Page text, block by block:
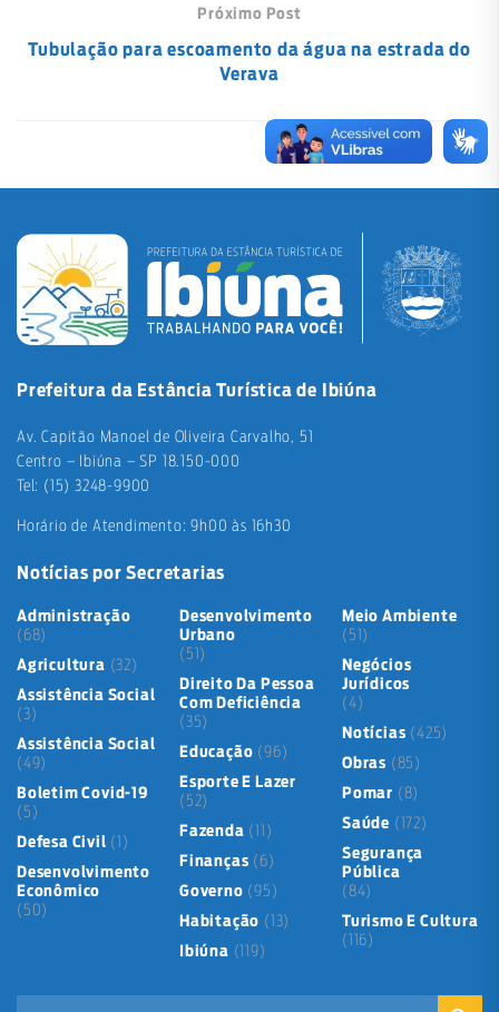
Próximo Post
Tubulação para escoamento da água na estrada do
Verava
Prefeitura da Estância Turística de Ibiúna
Av. Capitão Manoel de Oliveira Carvalho, 51
Centro – Ibiúna – SP 18.150-000
Tel: (15) 3248-9900
Horário de Atendimento: 9h00 às 16h30
Notícias por Secretarias
Administração
(68)
Agricultura (32)
Assistência Social
(3)
Assistência Social
(49)
Boletim Covid-19
(5)
Defesa Civil (1)
Desenvolvimento
Econômico
(50)
Desenvolvimento
Urbano
(51)
Direito Da Pessoa
Com Deficiência
(35)
Educação (96)
Esporte E Lazer
(52)
Fazenda (11)
Finanças (6)
Governo (95)
Habitação (13)
Ibiúna (119)
Meio Ambiente
(51)
Negócios
Jurídicos
(4)
Notícias (425)
Obras (85)
Pomar (8)
Saúde (172)
Segurança
Pública
(84)
Turismo E Cultura
(116)